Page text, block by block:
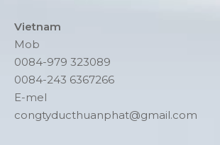
Vietnam
Mob
0084-979 323089
0084-243 6367266
E-mel
congtyducthuanphat@gmail.com